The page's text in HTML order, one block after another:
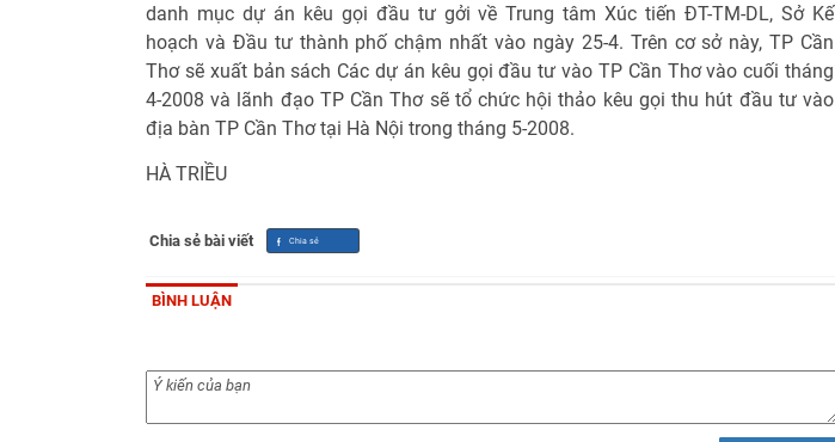
danh mục dự án kêu gọi đầu tư gởi về Trung tâm Xúc tiến ĐT-TM-DL, Sở Kế
hoạch và Đầu tư thành phố chậm nhất vào ngày 25-4. Trên cơ sở này, TP Cần
Thơ sẽ xuất bản sách Các dự án kêu gọi đầu tư vào TP Cần Thơ vào cuối tháng
4-2008 và lãnh đạo TP Cần Thơ sẽ tổ chức hội thảo kêu gọi thu hút đầu tư vào
địa bàn TP Cần Thơ tại Hà Nội trong tháng 5-2008.
HÀ TRIỀU
Chia sẻ bài viết
BÌNH LUẬN